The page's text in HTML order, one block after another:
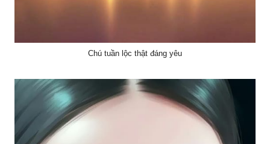
Chú tuần lộc thật đáng yêu